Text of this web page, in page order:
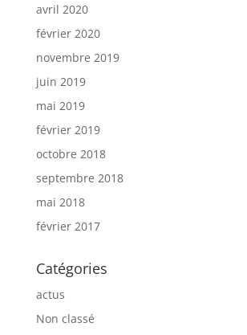
avril 2020
février 2020
novembre 2019
juin 2019
mai 2019
février 2019
octobre 2018
septembre 2018
mai 2018
février 2017
Catégories
actus
Non classé